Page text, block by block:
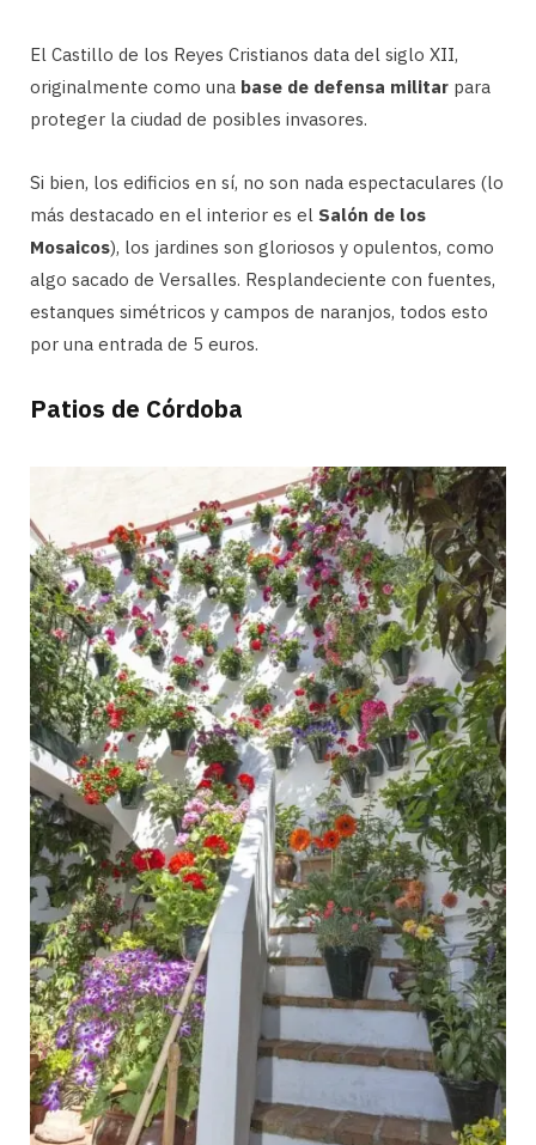
El Castillo de los Reyes Cristianos data del siglo XII,
originalmente como una base de defensa militar para
proteger la ciudad de posibles invasores.
Si bien, los edificios en sí, no son nada espectaculares (lo
más destacado en el interior es el Salón de los
Mosaicos), los jardines son gloriosos y opulentos, como
algo sacado de Versalles. Resplandeciente con fuentes,
estanques simétricos y campos de naranjos, todos esto
por una entrada de 5 euros.
Patios de Córdoba